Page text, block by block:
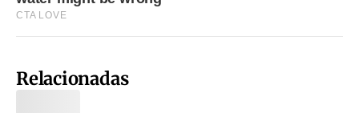
Relacionadas